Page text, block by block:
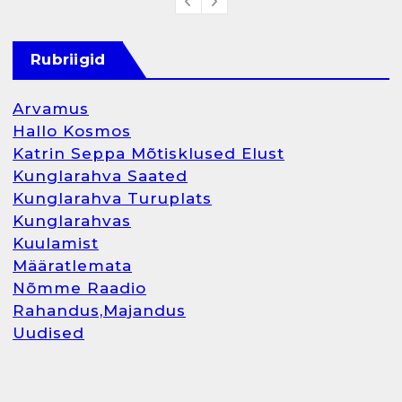
Rubriigid
Arvamus
Hallo Kosmos
Katrin Seppa Mõtisklused Elust
Kunglarahva Saated
Kunglarahva Turuplats
Kunglarahvas
Kuulamist
Määratlemata
Nõmme Raadio
Rahandus,Majandus
Uudised